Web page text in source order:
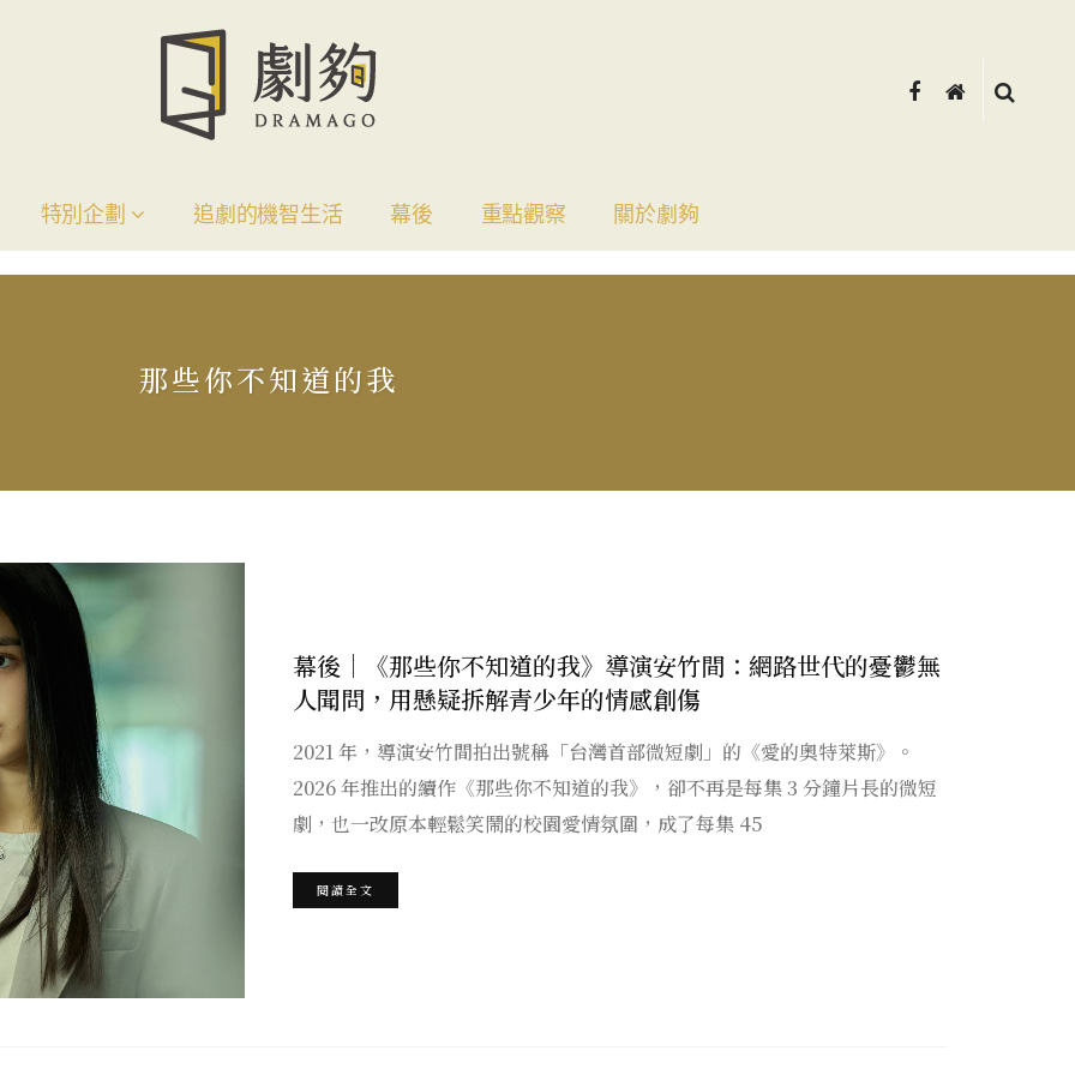
特別企劃 追劇的機智生活 幕後 重點觀察 關於劇夠
那些你不知道的我
幕後｜《那些你不知道的我》導演安竹間：網路世代的憂鬱無
人聞問，用懸疑拆解青少年的情感創傷
2021 年，導演安竹間拍出號稱「台灣首部微短劇」的《愛的奧特萊斯》。
2026 年推出的續作《那些你不知道的我》，卻不再是每集 3 分鐘片長的微短
劇，也一改原本輕鬆笑鬧的校園愛情氛圍，成了每集 45
閱讀全文